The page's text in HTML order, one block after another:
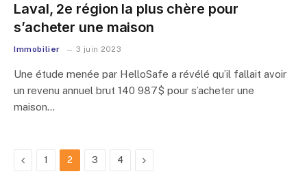
Laval, 2e région la plus chère pour
s’acheter une maison
Immobilier 3 juin 2023
Une étude menée par HelloSafe a révélé qu’il fallait avoir
un revenu annuel brut 140 987$ pour s’acheter une
maison…
Previous
1 2 3 4 Next